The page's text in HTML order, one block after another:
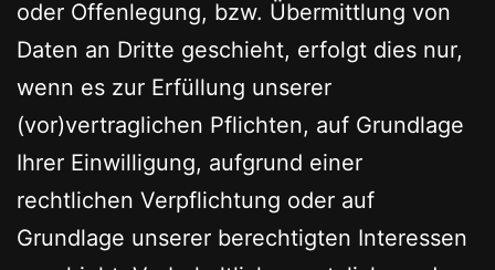
oder Offenlegung, bzw. Übermittlung von
Daten an Dritte geschieht, erfolgt dies nur,
wenn es zur Erfüllung unserer
(vor)vertraglichen Pflichten, auf Grundlage
Ihrer Einwilligung, aufgrund einer
rechtlichen Verpflichtung oder auf
Grundlage unserer berechtigten Interessen